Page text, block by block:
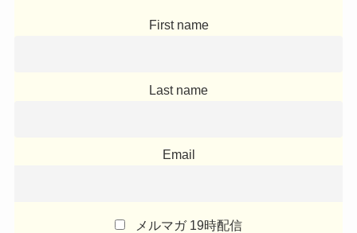
First name
Last name
Email
メルマガ 19時配信